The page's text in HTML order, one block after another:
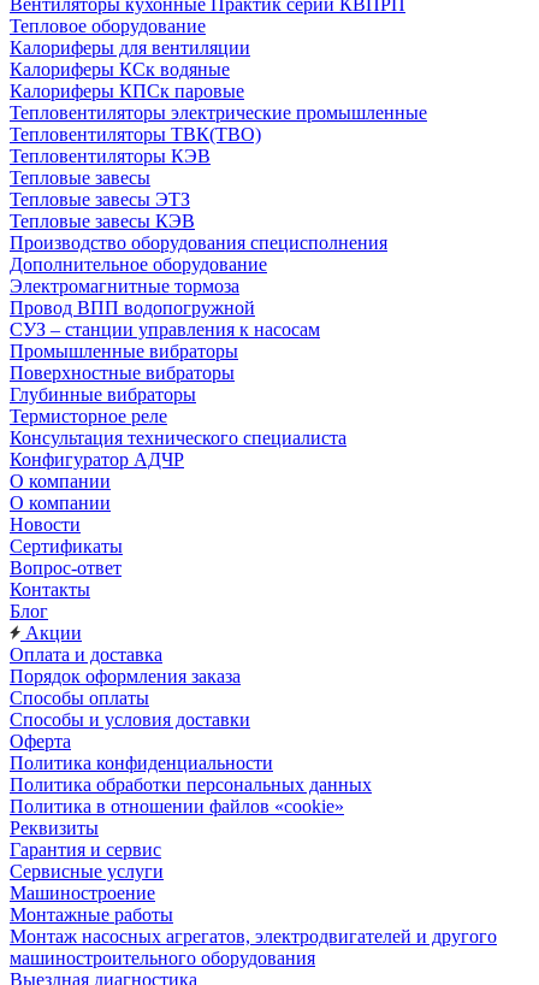
Вентиляторы кухонные Практик серии КВПРП
Тепловое оборудование
Калориферы для вентиляции
Калориферы КСк водяные
Калориферы КПСк паровые
Тепловентиляторы электрические промышленные
Тепловентиляторы ТВК(ТВО)
Тепловентиляторы КЭВ
Тепловые завесы
Тепловые завесы ЭТЗ
Тепловые завесы КЭВ
Производство оборудования специсполнения
Дополнительное оборудование
Электромагнитные тормоза
Провод ВПП водопогружной
СУЗ – станции управления к насосам
Промышленные вибраторы
Поверхностные вибраторы
Глубинные вибраторы
Термисторное реле
Консультация технического специалиста
Конфигуратор АДЧР
О компании
О компании
Новости
Сертификаты
Вопрос-ответ
Контакты
Блог
Акции
Оплата и доставка
Порядок оформления заказа
Способы оплаты
Способы и условия доставки
Оферта
Политика конфиденциальности
Политика обработки персональных данных
Политика в отношении файлов «cookie»
Реквизиты
Гарантия и сервис
Сервисные услуги
Машиностроение
Монтажные работы
Монтаж насосных агрегатов, электродвигателей и другого
машиностроительного оборудования
Выездная диагностика